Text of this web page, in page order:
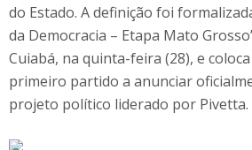
do Estado. A definição foi
da Democracia – Etapa Mato
Cuiabá, na quinta-feira (28), e
primeiro partido a anunciar
projeto político liderado por Pivetta.